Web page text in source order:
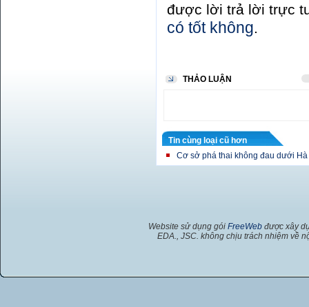
được lời trả lời trực
có tốt không.
THẢO LUẬN
Tin cùng loại cũ hơn
Cơ sở phá thai không đau dưới
Website sử dụng gói FreeWeb được xây
EDA., JSC. không chịu trách nhiệm về